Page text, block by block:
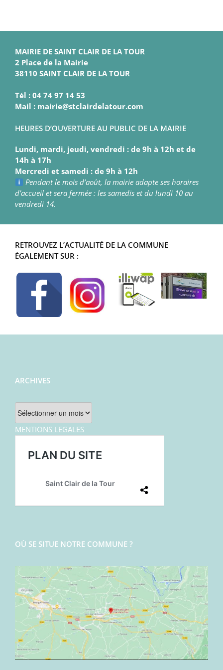
MAIRIE DE SAINT CLAIR DE LA TOUR
2 Place de la Mairie
38110 SAINT CLAIR DE LA TOUR
Tél : 04 74 97 14 53
Mail : mairie@stclairdelatour.com
HEURES D’OUVERTURE AU PUBLIC DE LA MAIRIE
Lundi, mardi, jeudi, vendredi : de 9h à 12h et de
14h à 17h
Mercredi et samedi : de 9h à 12h
Pendant le mois d’août, la mairie adapte ses horaires
d’accueil et sera fermée : les samedis et du lundi 10 au
vendredi 14.
RETROUVEZ L’ACTUALITÉ DE LA COMMUNE
ÉGALEMENT SUR :
ARCHIVES
Archives
MENTIONS LEGALES
OÙ SE SITUE NOTRE COMMUNE ?